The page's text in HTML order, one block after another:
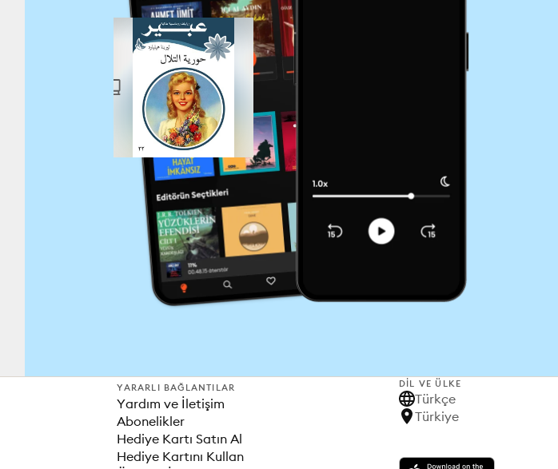
YARARLI BAĞLANTILAR
Yardım ve İletişim
Abonelikler
Hediye Kartı Satın Al
Hediye Kartını Kullan
DIL VE ÜLKE
Türkçe
Türkiye